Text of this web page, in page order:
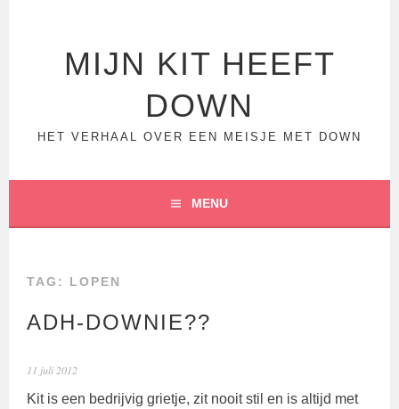
MIJN KIT HEEFT
DOWN
HET VERHAAL OVER EEN MEISJE MET DOWN
MENU
TAG: LOPEN
ADH-DOWNIE??
11 juli 2012
Kit is een bedrijvig grietje, zit nooit stil en is altijd met